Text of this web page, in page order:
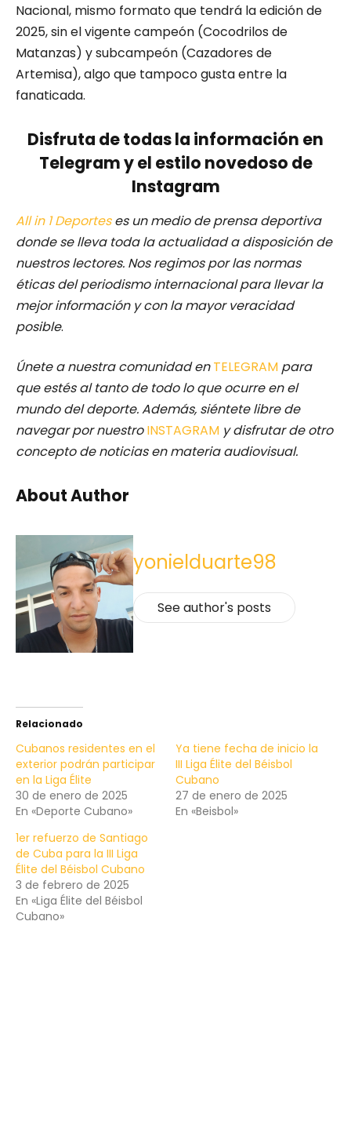
Nacional, mismo formato que tendrá la edición de
2025, sin el vigente campeón (Cocodrilos de
Matanzas) y subcampeón (Cazadores de
Artemisa), algo que tampoco gusta entre la
fanaticada.
Disfruta de todas la información en
Telegram y el estilo novedoso de
Instagram
All in 1 Deporteses un medio de prensa deportiva
donde se lleva toda la actualidad a disposición de
nuestros lectores. Nos regimos por las normas
éticas del periodismo internacional para llevar la
mejor información y con la mayor veracidad
posible.
Únete a nuestra comunidad enTELEGRAM para
que estés al tanto de todo lo que ocurre en el
mundo del deporte. Además, siéntete libre de
navegar por nuestro INSTAGRAM y disfrutar de otro
concepto de noticias en materia audiovisual.
About Author
yonielduarte98
See author's posts
Relacionado
Cubanos residentes en el
exterior podrán participar
en la Liga Élite
30 de enero de 2025
En «Deporte Cubano»
Ya tiene fecha de inicio la
III Liga Élite del Béisbol
Cubano
27 de enero de 2025
En «Beisbol»
1er refuerzo de Santiago
de Cuba para la III Liga
Élite del Béisbol Cubano
3 de febrero de 2025
En «Liga Élite del Béisbol
Cubano»